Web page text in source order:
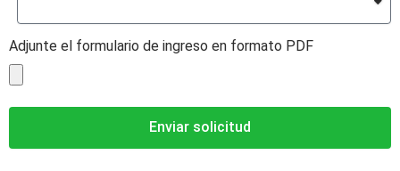
Adjunte el formulario de ingreso en formato PDF
Enviar solicitud